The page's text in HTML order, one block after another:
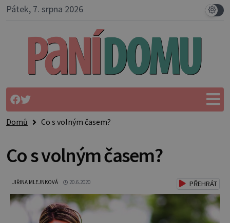
Pátek, 7. srpna 2026
Domů Co s volným časem?
Co s volným časem?
JIŘINA MLEJNKOVÁ 20.6.2020 PŘEHRÁT